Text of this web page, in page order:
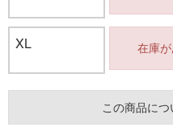
XL 在庫
この商品に